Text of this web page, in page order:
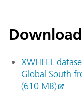
Download
XWHEEL
Global South
(610 MB)